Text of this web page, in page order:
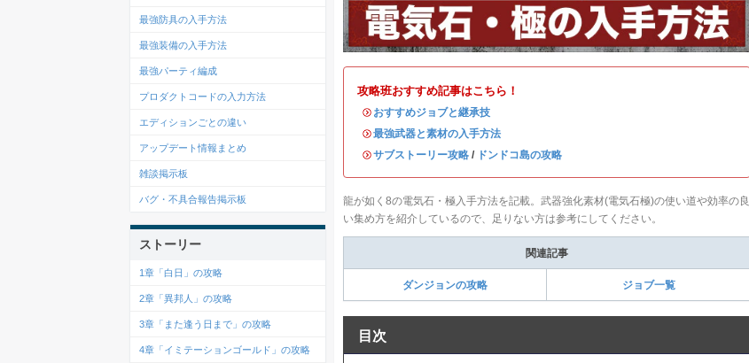
攻略班おすすめ記事はこちら！
・ おすすめジョブと継承技
・最強武器と素材の入手方法
・サブストーリー攻略 / ドンドコ島の攻略
龍が如く8の電気石・極入手方法を記載。武器強化素材(電気石極)の使い道や効率の良
い集め方を紹介しているので、足りない方は参考にしてください。
関連記事
ダンジョンの攻略 ジョブ一覧
目次
最強防具の入手方法
最強装備の入手方法
最強パーティ編成
プロダクトコードの入力方法
エディションごとの違い
アップデート情報まとめ
雑談掲示板
バグ・不具合報告掲示板
ストーリー
1章「白日」の攻略
2章「異邦人」の攻略
3章「また逢う日まで」の攻略
4章「イミテーションゴールド」の攻略